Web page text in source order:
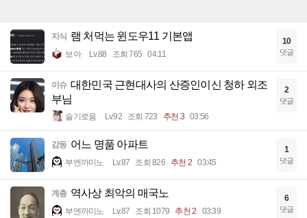
지식 램 처먹는 윈도우11 기본앱
보아 Lv.88 조회 765 04:11
10
댓글
이슈 대한민국 근현대사의 산증인이신 청하 외조
부님
슬기로움 Lv.92 조회 723 추천 3 03:56
2
댓글
감동 어느 명품 아파트
부엔까미노 Lv.87 조회 826 추천 2 03:45
1
댓글
계층 역사상 최악의 매국노
부엔까미노 Lv.87 조회 1079 추천 2 03:39
6
댓글